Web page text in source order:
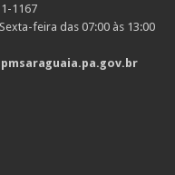
1167
feira das 07:00 às 13:00